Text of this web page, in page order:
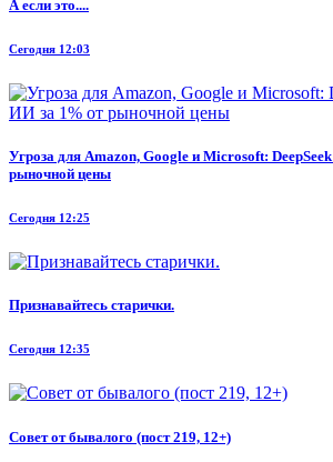
А если это....
Сегодня 12:03
Угроза для Amazon, Google и Microsoft:
рыночной цены
Сегодня 12:25
Признавайтесь старички.
Сегодня 12:35
Совет от бывалого (пост 219, 12+)